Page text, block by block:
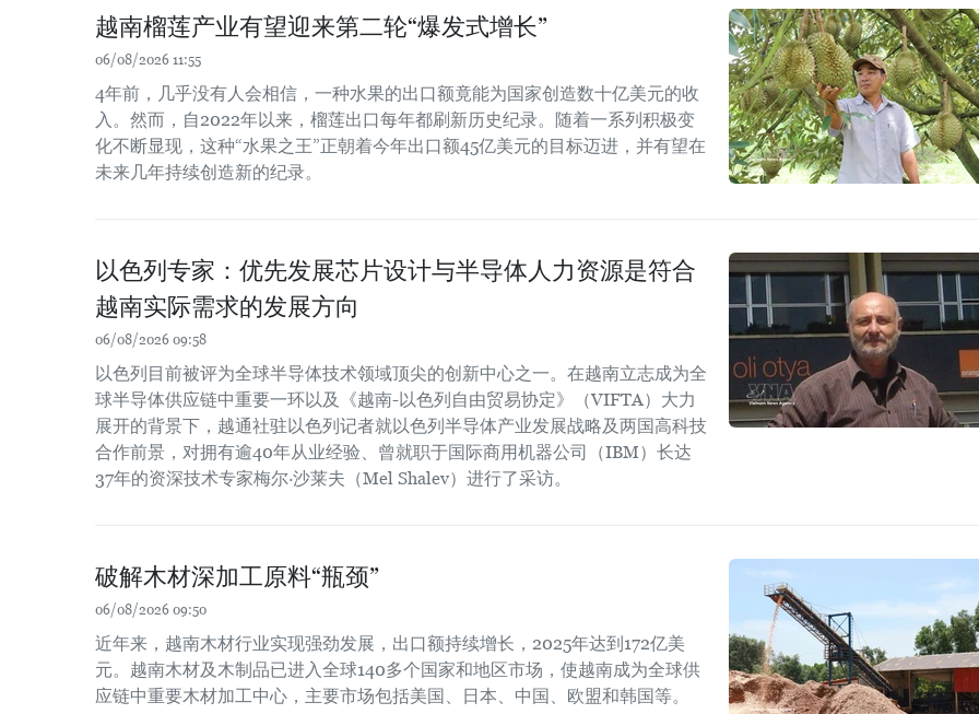
越南榴莲产业有望迎来第二轮“爆发式增长”
06/08/2026 11:55
4年前，几乎没有人会相信，一种水果的出口额竟能为国家创造数十亿美元的收
入。然而，自2022年以来，榴莲出口每年都刷新历史纪录。随着一系列积极变
化不断显现，这种“水果之王”正朝着今年出口额45亿美元的目标迈进，并有望在
未来几年持续创造新的纪录。
以色列专家：优先发展芯片设计与半导体人力资源是符合
越南实际需求的发展方向
06/08/2026 09:58
以色列目前被评为全球半导体技术领域顶尖的创新中心之一。在越南立志成为全
球半导体供应链中重要一环以及《越南-以色列自由贸易协定》（VIFTA）大力
展开的背景下，越通社驻以色列记者就以色列半导体产业发展战略及两国高科技
合作前景，对拥有逾40年从业经验、曾就职于国际商用机器公司（IBM）长达
37年的资深技术专家梅尔·沙莱夫（Mel Shalev）进行了采访。
破解木材深加工原料“瓶颈”
06/08/2026 09:50
近年来，越南木材行业实现强劲发展，出口额持续增长，2025年达到172亿美
元。越南木材及木制品已进入全球140多个国家和地区市场，使越南成为全球供
应链中重要木材加工中心，主要市场包括美国、日本、中国、欧盟和韩国等。